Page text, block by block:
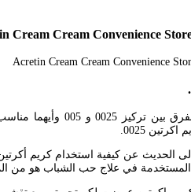
. واقرأ أيضا
عن كيفية استخدام كريم أكرتين
في علاج حب الشباب هو من